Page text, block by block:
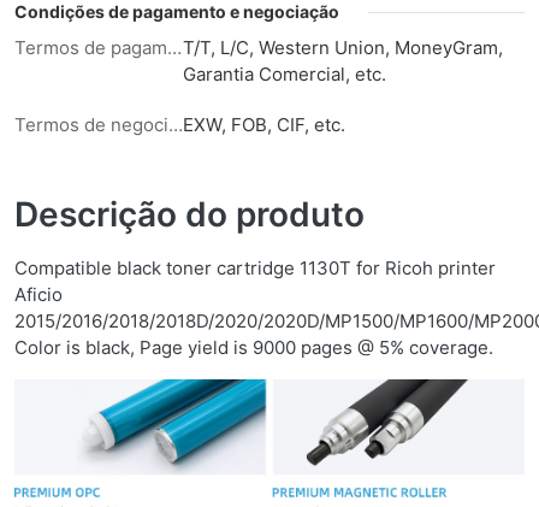
Condições de pagamento e negociação
Termos de pagamentoT/T, L/C, Western Union, MoneyGram,
Garantia Comercial, etc.
Termos de negociaçãoEXW, FOB, CIF, etc.
Descrição do produto
Compatible black toner cartridge 1130T for Ricoh printer
Aficio
2015/2016/2018/2018D/2020/2020D/MP1500/MP1600/
Color is black, Page yield is 9000 pages @ 5% coverage.